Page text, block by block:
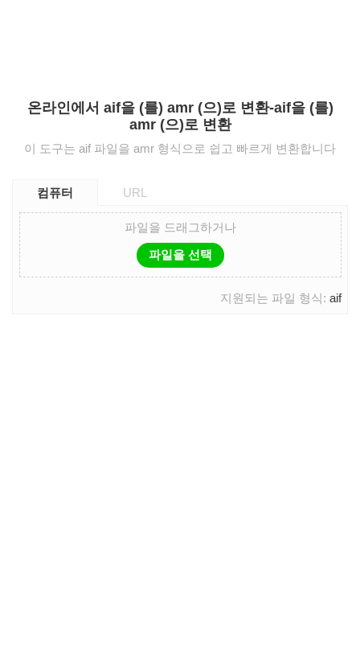
온라인에서 aif을 (를) amr (으)로 변환-aif을 (를)
amr (으)로 변환
이 도구는 aif 파일을 amr 형식으로 쉽고 빠르게 변환합니다
컴퓨터 URL
파일을 드래그하거나
파일을 선택
지원되는 파일 형식: aif